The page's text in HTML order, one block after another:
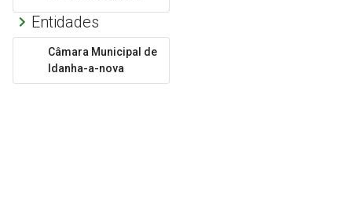
Entidades
Câmara Municipal de
Idanha-a-nova